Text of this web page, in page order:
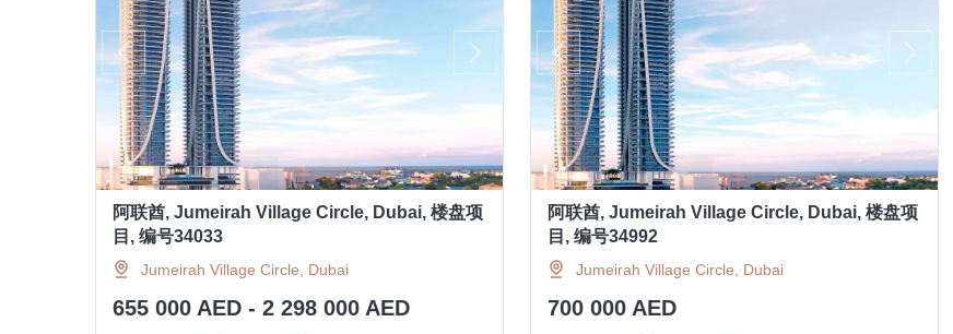
阿联酋, Jumeirah Village Circle, Dubai, 楼盘项
目, 编号34033
Jumeirah Village Circle, Dubai
655 000 AED - 2 298 000 AED
阿联酋, Jumeirah Village Circle, Dubai, 楼盘项
目, 编号34992
Jumeirah Village Circle, Dubai
700 000 AED